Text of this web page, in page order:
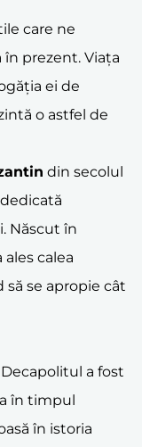
care ne
prezent. Viața
ei de
o astfel de
din secolul
Născut în
ales calea
se apropie cât
a fost
în timpul
în istoria